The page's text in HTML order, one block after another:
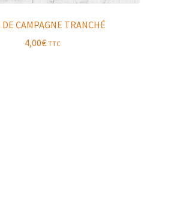
CAMPAGNE TRANCHÉ
4,00€ TTC